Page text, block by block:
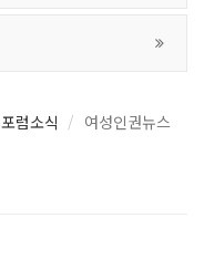
포럼소식 여성인권뉴스